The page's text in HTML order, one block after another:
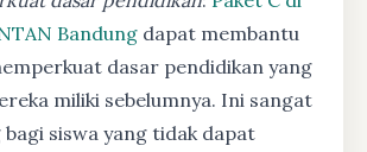
Bandung dapat membantu
dasar pendidikan yang
miliki sebelumnya. Ini sangat
siswa yang tidak dapat